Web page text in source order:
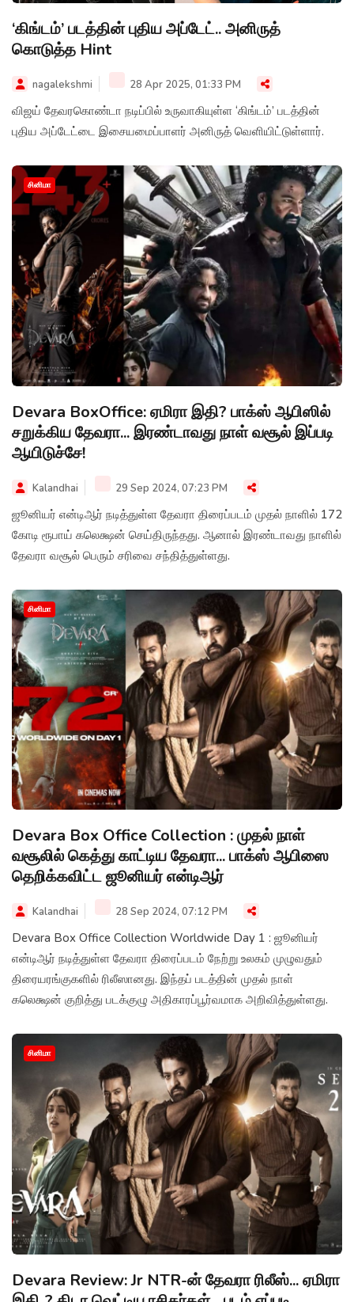
‘கிங்டம்’ படத்தின் புதிய அப்டேட்.. அனிருத்
கொடுத்த Hint
nagalekshmi 28 Apr 2025, 01:33 PM
விஜய் தேவரகொண்டா நடிப்பில் உருவாகியுள்ள ‘கிங்டம்’ படத்தின்
புதிய அப்டேட்டை இசையமைப்பாளர் அனிருத் வெளியிட்டுள்ளார்.
சினிமா
Devara BoxOffice: ஏமிரா இதி? பாக்ஸ் ஆபிஸில்
சறுக்கிய தேவரா... இரண்டாவது நாள் வசூல் இப்படி
ஆயிடுச்சே!
Kalandhai 29 Sep 2024, 07:23 PM
ஜூனியர் என்டிஆர் நடித்துள்ள தேவரா திரைப்படம் முதல் நாளில் 172
கோடி ரூபாய் கலெக்ஷன் செய்திருந்தது. ஆனால் இரண்டாவது நாளில்
தேவரா வசூல் பெரும் சரிவை சந்தித்துள்ளது.
சினிமா
Devara Box Office Collection : முதல் நாள்
வசூலில் கெத்து காட்டிய தேவரா... பாக்ஸ் ஆபிஸை
தெறிக்கவிட்ட ஜூனியர் என்டிஆர்
Kalandhai 28 Sep 2024, 07:12 PM
Devara Box Office Collection Worldwide Day 1 : ஜூனியர்
என்டிஆர் நடித்துள்ள தேவரா திரைப்படம் நேற்று உலகம் முழுவதும்
திரையரங்குகளில் ரிலீஸானது. இந்தப் படத்தின் முதல் நாள்
கலெக்ஷன் குறித்து படக்குழு அதிகாரப்பூர்வமாக அறிவித்துள்ளது.
சினிமா
Devara Review: Jr NTR-ன் தேவரா ரிலீஸ்... ஏமிரா